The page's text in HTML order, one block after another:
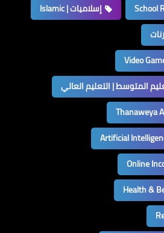
إسلاميات | Islamic
المتوسط | التعليم العالي